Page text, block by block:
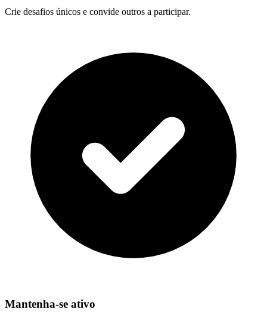
Crie desafios únicos e convide outros a participar.
Mantenha-se ativo